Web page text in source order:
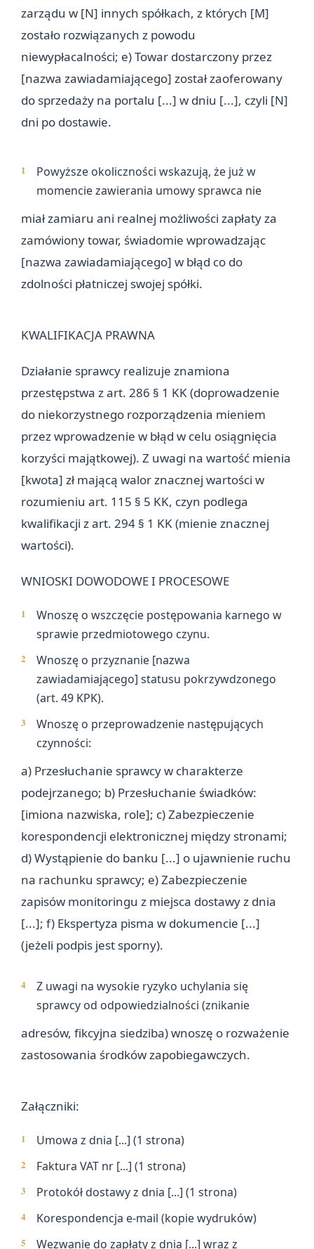
zarządu w [N] innych spółkach, z których [M]
zostało rozwiązanych z powodu
niewypłacalności; e) Towar dostarczony przez
[nazwa zawiadamiającego] został zaoferowany
do sprzedaży na portalu [...] w dniu [...], czyli [N]
dni po dostawie.
Powyższe okoliczności wskazują, że już w
momencie zawierania umowy sprawca nie
miał zamiaru ani realnej możliwości zapłaty za
zamówiony towar, świadomie wprowadzając
[nazwa zawiadamiającego] w błąd co do
zdolności płatniczej swojej spółki.
KWALIFIKACJA PRAWNA
Działanie sprawcy realizuje znamiona
przestępstwa z art. 286 § 1 KK (doprowadzenie
do niekorzystnego rozporządzenia mieniem
przez wprowadzenie w błąd w celu osiągnięcia
korzyści majątkowej). Z uwagi na wartość mienia
[kwota] zł mającą walor znacznej wartości w
rozumieniu art. 115 § 5 KK, czyn podlega
kwalifikacji z art. 294 § 1 KK (mienie znacznej
wartości).
WNIOSKI DOWODOWE I PROCESOWE
Wnoszę o wszczęcie postępowania karnego w
sprawie przedmiotowego czynu.
Wnoszę o przyznanie [nazwa
zawiadamiającego] statusu pokrzywdzonego
(art. 49 KPK).
Wnoszę o przeprowadzenie następujących
czynności:
a) Przesłuchanie sprawcy w charakterze
podejrzanego; b) Przesłuchanie świadków:
[imiona nazwiska, role]; c) Zabezpieczenie
korespondencji elektronicznej między stronami;
d) Wystąpienie do banku [...] o ujawnienie ruchu
na rachunku sprawcy; e) Zabezpieczenie
zapisów monitoringu z miejsca dostawy z dnia
[...]; f) Ekspertyza pisma w dokumencie [...]
(jeżeli podpis jest sporny).
Z uwagi na wysokie ryzyko uchylania się
sprawcy od odpowiedzialności (znikanie
adresów, fikcyjna siedziba) wnoszę o rozważenie
zastosowania środków zapobiegawczych.
Załączniki:
Umowa z dnia [...] (1 strona)
Faktura VAT nr [...] (1 strona)
Protokół dostawy z dnia [...] (1 strona)
Korespondencja e-mail (kopie wydruków)
Wezwanie do zapłaty z dnia [...] wraz z